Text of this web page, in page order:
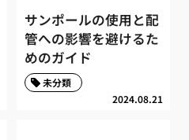
サンポールの使用と配
管への影響を避けるた
めのガイド
2024.08.21
未分類